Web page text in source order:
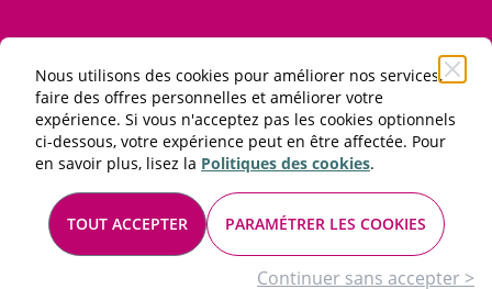
Nous utilisons des cookies pour améliorer nos services,
faire des offres personnelles et améliorer votre
expérience. Si vous n'acceptez pas les cookies optionnels
ci-dessous, votre expérience peut en être affectée. Pour
en savoir plus, lisez la Politiques des cookies.
TOUT ACCEPTER
Continuer sans accepter >
PARAMÉTRER LES COOKIES
Informations
L'abus d'alcool est dangereux pour la santé. À consommer
avec modération.
Conditions générales de vente et d'utilisation
Mentions légales
© 2026 Les Passionnés du vin. Tous droits réservés